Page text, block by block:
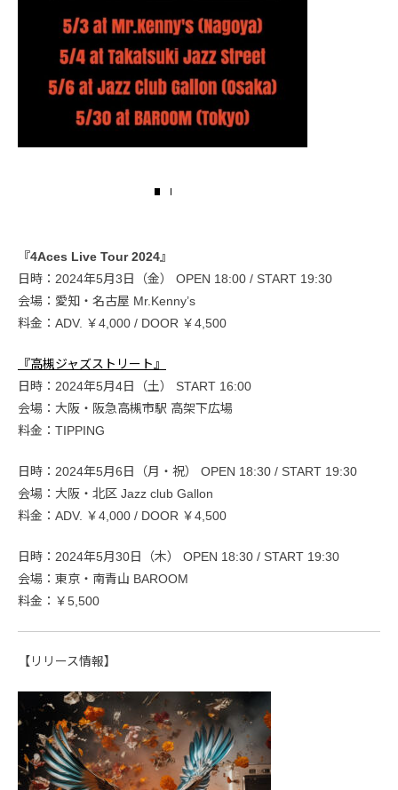
『4Aces Live Tour 2024』
日時：2024年5月3日（金） OPEN 18:00 / START 19:30
会場：愛知・名古屋 Mr.Kenny’s
料金：ADV. ￥4,000 / DOOR ￥4,500
『高槻ジャズストリート』
日時：2024年5月4日（土） START 16:00
会場：大阪・阪急高槻市駅 高架下広場
料金：TIPPING
日時：2024年5月6日（月・祝） OPEN 18:30 / START 19:30
会場：大阪・北区 Jazz club Gallon
料金：ADV. ￥4,000 / DOOR ￥4,500
日時：2024年5月30日（木） OPEN 18:30 / START 19:30
会場：東京・南青山 BAROOM
料金：￥5,500
【リリース情報】